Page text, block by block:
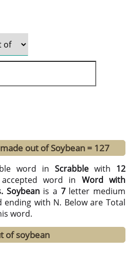
out of Soybean = 127
word inScrabble with 12
word in Word with
Soybeanis a 7letter medium
with N. Below are Total
word.
of soybean